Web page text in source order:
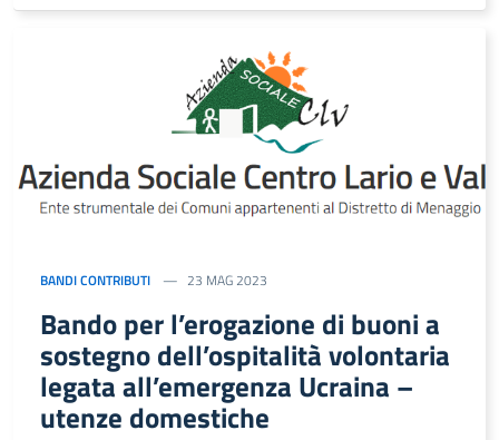
BANDI CONTRIBUTI 23 MAG 2023
Bando per l’erogazione di buoni a
sostegno dell’ospitalità volontaria
legata all’emergenza Ucraina –
utenze domestiche